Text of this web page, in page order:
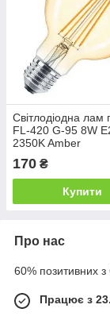
Світлодіодна лам
FL-420 G-95 8W
2350K Amber
170 ₴
Купити
Про нас
60% позитивних з
Працює з